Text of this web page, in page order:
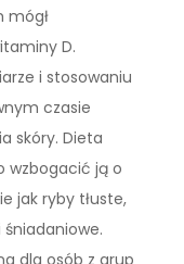
mógł
D.
i stosowaniu
czasie
skóry. Dieta
wzbogacić ją o
jak ryby tłuste,